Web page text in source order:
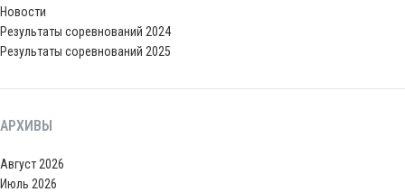
Новости
Результаты соревнований 2024
Результаты соревнований 2025
АРХИВЫ
Август 2026
Июль 2026